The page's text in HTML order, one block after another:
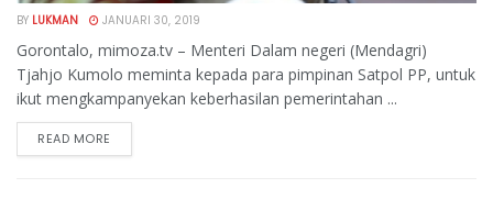
BY LUKMAN JANUARI 30, 2019
Gorontalo, mimoza.tv – Menteri Dalam negeri (Mendagri)
Tjahjo Kumolo meminta kepada para pimpinan Satpol PP, untuk
ikut mengkampanyekan keberhasilan pemerintahan ...
READ MORE